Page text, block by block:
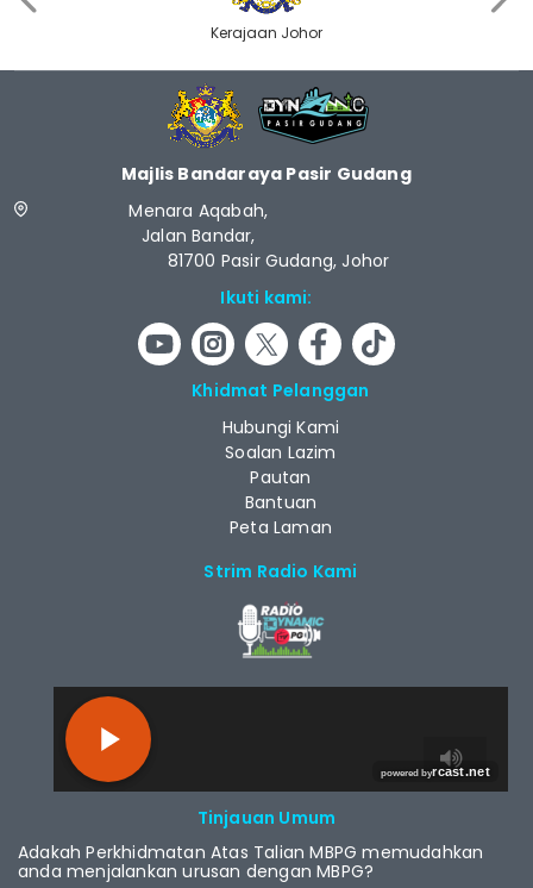
Kerajaan Johor
Majlis Bandaraya Pasir Gudang
Menara Aqabah,
Jalan Bandar,
81700 Pasir Gudang, Johor
Ikuti kami:
Khidmat Pelanggan
Hubungi Kami
Soalan Lazim
Pautan
Bantuan
Peta Laman
Strim Radio Kami
Tinjauan Umum
Adakah Perkhidmatan Atas Talian MBPG memudahkan
anda menjalankan urusan dengan MBPG?